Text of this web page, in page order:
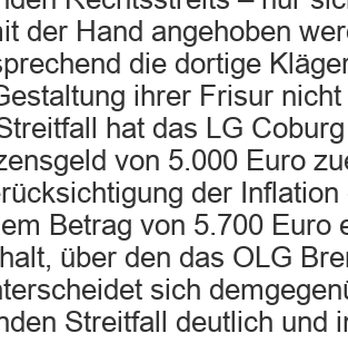
der Hand angehoben
die dortige
ihrer Frisur
hat das LG
von 5.000 Euro
der
Betrag von 5.700 Euro
über den das OLG
sich
Streitfall deutlich und